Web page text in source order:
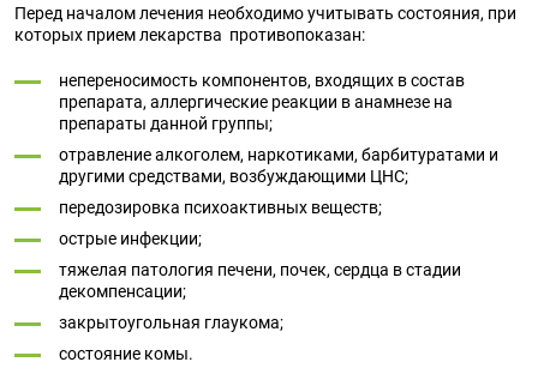
Перед началом лечения необходимо учитывать состояния, при
которых прием лекарства противопоказан:
непереносимость компонентов, входящих в состав
препарата, аллергические реакции в анамнезе на
препараты данной группы;
отравление алкоголем, наркотиками, барбитуратами и
другими средствами, возбуждающими ЦНС;
передозировка психоактивных веществ;
острые инфекции;
тяжелая патология печени, почек, сердца в стадии
декомпенсации;
закрытоугольная глаукома;
состояние комы.